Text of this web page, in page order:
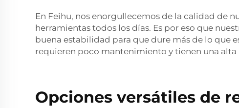
En Feihu, nos enorgullecemos de la calidad de
herramientas todos los días. Es por eso que
buena estabilidad para que dure más de lo que
requieren poco mantenimiento y tienen una alta
Opciones versátiles de